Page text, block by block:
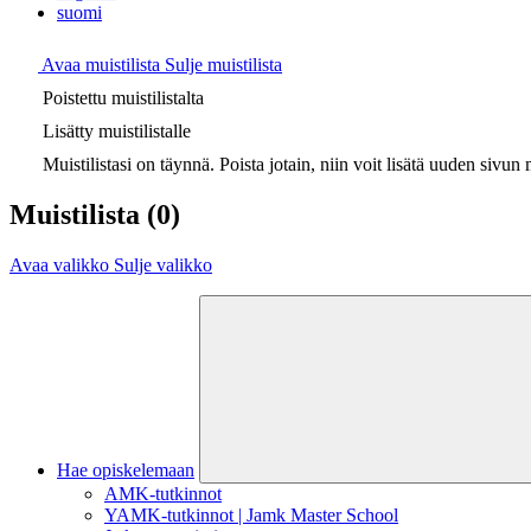
suomi
Avaa muistilista Sulje muistilista
Poistettu muistilistalta
Lisätty muistilistalle
Muistilistasi on täynnä. Poista jotain, niin voit lisätä uuden sivun
Muistilista (0)
Avaa valikko Sulje valikko
Hae opiskelemaan
AMK-tutkinnot
YAMK-tutkinnot | Jamk Master School